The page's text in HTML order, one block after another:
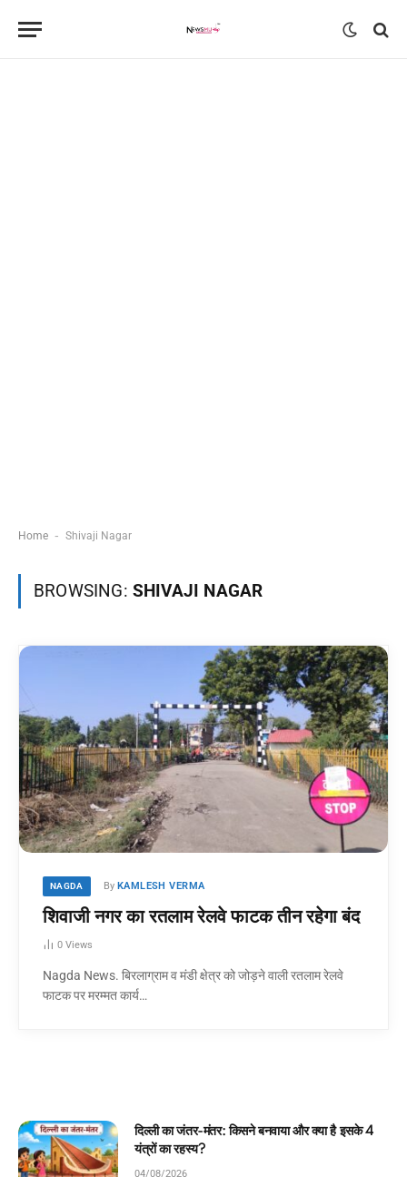
Home - Shivaji Nagar
BROWSING: SHIVAJI NAGAR
NAGDA By KAMLESH VERMA
शिवाजी नगर का रतलाम रेलवे फाटक तीन रहेगा बंद
0 Views
Nagda News. बिरलाग्राम व मंडी क्षेत्र को जोड़ने वाली रतलाम रेलवे
फाटक पर मरम्मत कार्य…
मंतर: किसने बनवाया और क्या है इसके 4
घमंडी मोर और